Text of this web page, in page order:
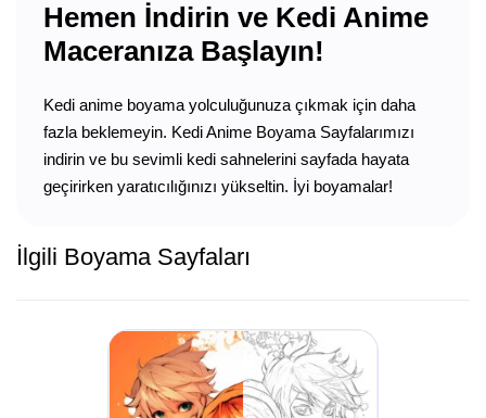
Hemen İndirin ve Kedi Anime
Maceranıza Başlayın!
Kedi anime boyama yolculuğunuza çıkmak için daha
fazla beklemeyin. Kedi Anime Boyama Sayfalarımızı
indirin ve bu sevimli kedi sahnelerini sayfada hayata
geçirirken yaratıcılığınızı yükseltin. İyi boyamalar!
İlgili Boyama Sayfaları